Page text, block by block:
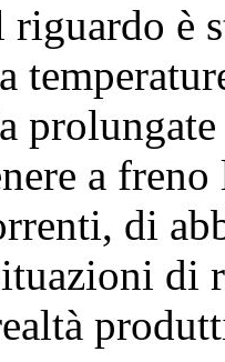
riguardo è
a
di
di